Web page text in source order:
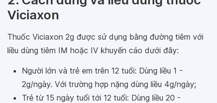
Viciaxon
Thuốc Viciaxon 2g được sử dụng bằng đường tiêm với
liều dùng tiêm IM hoặc IV khuyến cáo dưới đây:
Người lớn và trẻ em trên 12 tuổi: Dùng liều 1 -
2g/ngày. Với trường hợp nặng dùng liều 4g/ngày;
Trẻ từ 15 ngày tuổi tới 12 tuổi: Dùng liều 20 -